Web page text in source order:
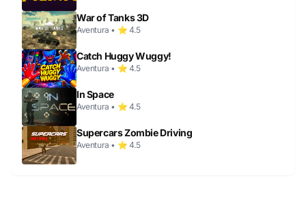
War of Tanks 3D
Aventura • ⭐ 4.5
Catch Huggy Wuggy!
Aventura • ⭐ 4.5
In Space
Aventura • ⭐ 4.5
Supercars Zombie Driving
Aventura • ⭐ 4.5